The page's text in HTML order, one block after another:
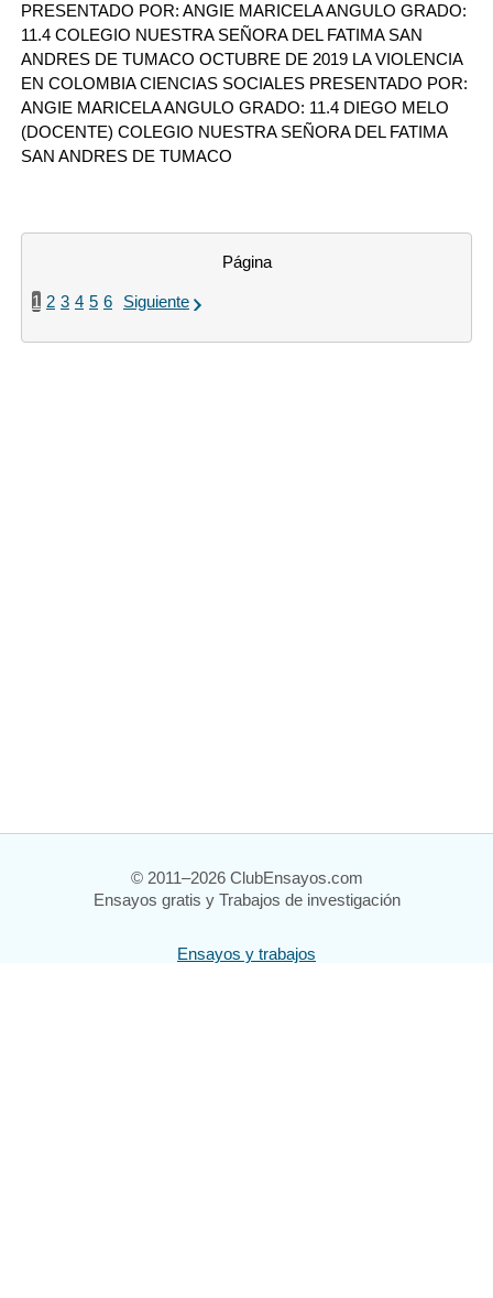
PRESENTADO POR: ANGIE MARICELA ANGULO GRADO:
11.4 COLEGIO NUESTRA SEÑORA DEL FATIMA SAN
ANDRES DE TUMACO OCTUBRE DE 2019 LA VIOLENCIA
EN COLOMBIA CIENCIAS SOCIALES PRESENTADO POR:
ANGIE MARICELA ANGULO GRADO: 11.4 DIEGO MELO
(DOCENTE) COLEGIO NUESTRA SEÑORA DEL FATIMA
SAN ANDRES DE TUMACO
Página
1 2 3 4 5 6 Siguiente
© 2011–2026 ClubEnsayos.com
Ensayos gratis y Trabajos de investigación
Ensayos y trabajos